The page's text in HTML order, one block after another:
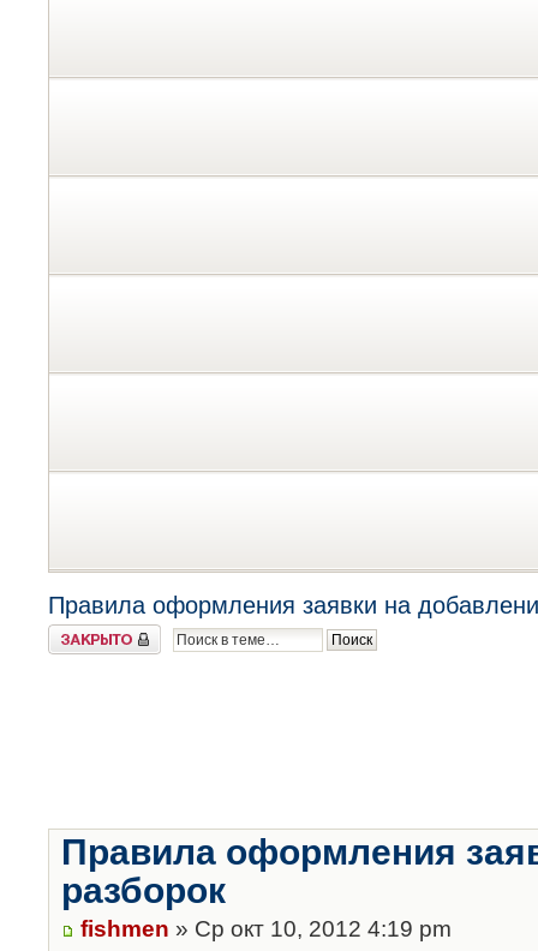
Правила оформления заявки на
Закрыто
Правила оформления
разборок
fishmen » Ср окт 10, 2012 4:19 pm